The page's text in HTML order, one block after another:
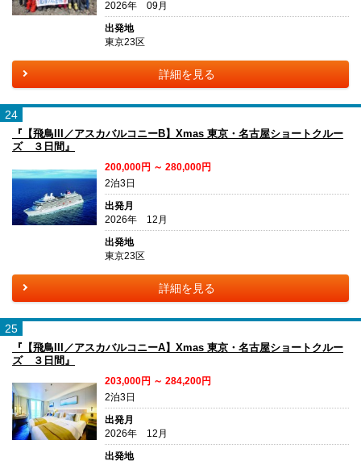
2026年 09月
出発地
東京23区
詳細を見る
24
『【飛鳥III／アスカバルコニーB】Xmas 東京・名古屋ショートクルー
ズ ３日間』
200,000円 ～ 280,000円
2泊3日
出発月
2026年 12月
出発地
東京23区
詳細を見る
25
『【飛鳥III／アスカバルコニーA】Xmas 東京・名古屋ショートクルー
ズ ３日間』
203,000円 ～ 284,200円
2泊3日
出発月
2026年 12月
出発地